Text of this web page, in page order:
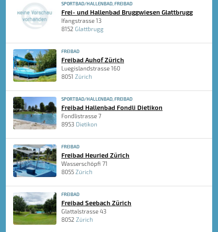
SPORTBAD/HALLENBAD, FREIBAD
Frei- und Hallenbad Bruggwiesen Glattbrugg
Ifangstrasse 13
8152 Glattbrugg
FREIBAD
Freibad Auhof Zürich
Luegislandstrasse 160
8051 Zürich
SPORTBAD/HALLENBAD, FREIBAD
Freibad Hallenbad Fondli Dietikon
Fondlistrasse 7
8953 Dietikon
FREIBAD
Freibad Heuried Zürich
Wasserschöpfi 71
8055 Zürich
FREIBAD
Freibad Seebach Zürich
Glattalstrasse 43
8052 Zürich